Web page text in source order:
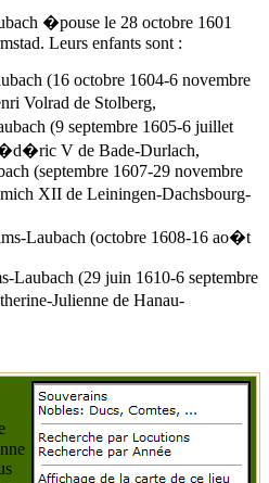
�pouse le 28 octobre 1601
. Leurs enfants sont :
(16 octobre 1604-6 novembre
Volrad de Stolberg,
(9 septembre 1605-6 juillet
V de Bade-Durlach,
(septembre 1607-29 novembre
XII de Leiningen-Dachsbourg-
Laubach (octobre 1608-16 ao�t
Laubach (29 juin 1610-6 septembre
Julienne de Hanau-